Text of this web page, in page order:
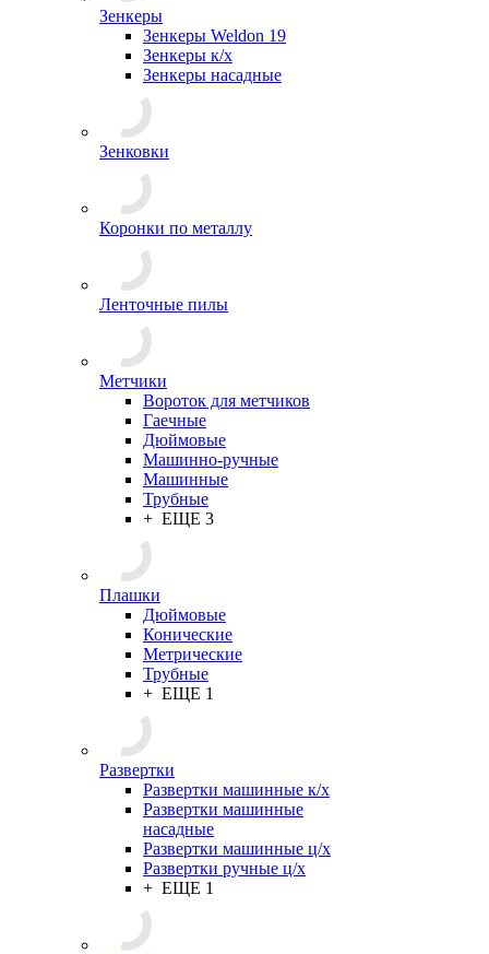
Зенкеры
Зенкеры Weldon 19
Зенкеры к/х
Зенкеры насадные
Зенковки
Коронки по металлу
Ленточные пилы
Метчики
Вороток для метчиков
Гаечные
Дюймовые
Машинно-ручные
Машинные
Трубные
+ ЕЩЕ 3
Плашки
Дюймовые
Конические
Метрические
Трубные
+ ЕЩЕ 1
Развертки
Развертки машинные к/х
Развертки машинные
насадные
Развертки машинные ц/х
Развертки ручные ц/х
+ ЕЩЕ 1